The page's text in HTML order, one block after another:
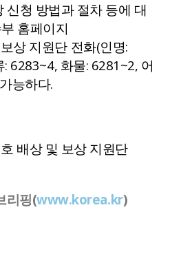
신청 방법과 절차 등에 대
홈페이지
보상 지원단 전화(인명:
6283~4, 화물: 6281~2, 어
능하다.
배상 및 보상 지원단
리핑(www.korea.kr)